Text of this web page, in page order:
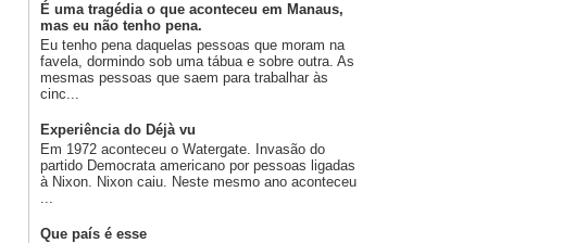
É uma tragédia o que aconteceu em Manaus,
mas eu não tenho pena.
Eu tenho pena daquelas pessoas que moram na
favela, dormindo sob uma tábua e sobre outra. As
mesmas pessoas que saem para trabalhar às
cinc...
Experiência do Déjà vu
Em 1972 aconteceu o Watergate. Invasão do
partido Democrata americano por pessoas ligadas
à Nixon. Nixon caiu. Neste mesmo ano aconteceu
Que país é esse